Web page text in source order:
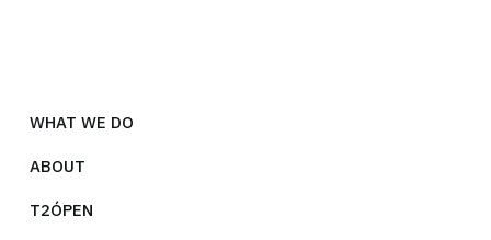
WHAT WE DO
ABOUT
T2ÓPEN